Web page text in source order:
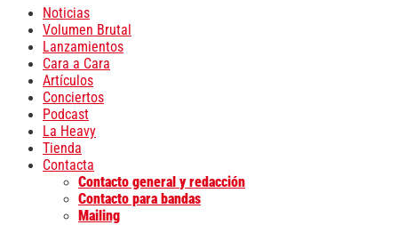
Noticias
Volumen Brutal
Lanzamientos
Cara a Cara
Artículos
Conciertos
Podcast
La Heavy
Tienda
Contacta
Contacto general y redacción
Contacto para bandas
Mailing